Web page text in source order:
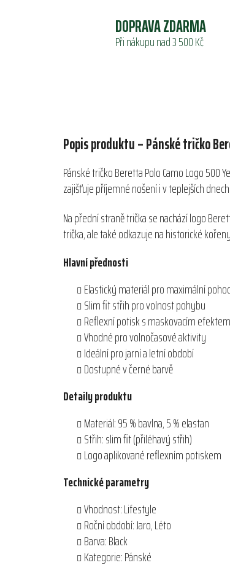
DOPRAVA ZDARMA
Při nákupu nad 3 500 Kč
Popis produktu – Pánské tričko
Pánské tričko Beretta Polo Camo Logo
zajišťuje příjemné nošení i v teplejších
Na přední straně trička se nachází logo
trička, ale také odkazuje na historické
Hlavní přednosti
Elastický materiál pro maximální
Slim fit střih pro volnost pohybu
Reflexní potisk s maskovacím
Vhodné pro volnočasové aktivity
Ideální pro jarní a letní období
Dostupné v černé barvě
Detaily produktu
Materiál: 95 % bavlna, 5 % elastan
Střih: slim fit (přiléhavý střih)
Logo aplikované reflexním potiskem
Technické parametry
Vhodnost: Lifestyle
Roční období: Jaro, Léto
Barva: Black
Kategorie: Pánské